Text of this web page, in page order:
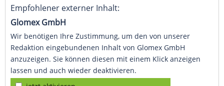
Empfohlener externer Inhalt:
Glomex GmbH
Wir benötigen Ihre Zustimmung, um den von unserer
Redaktion eingebundenen Inhalt von Glomex GmbH
anzuzeigen. Sie können diesen mit einem Klick anzeigen
lassen und auch wieder deaktivieren.